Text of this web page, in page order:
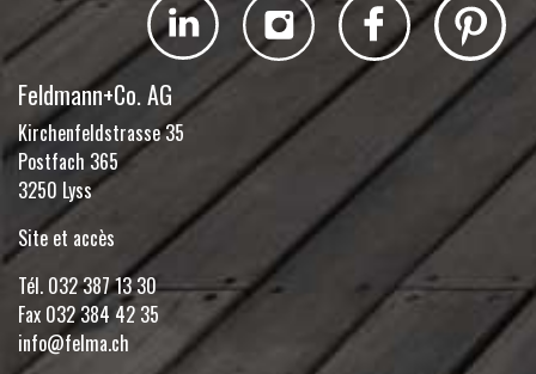
Feldmann+Co. AG
Kirchenfeldstrasse 35
Postfach 365
3250 Lyss
Site et accès
Tél. 032 387 13 30
Fax 032 384 42 35
info@felma.ch